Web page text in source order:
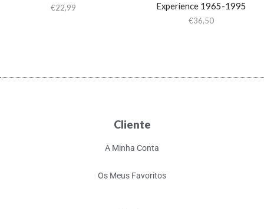
€22,99
Experience 1965-1995
€36,50
Cliente
A Minha Conta
Os Meus Favoritos